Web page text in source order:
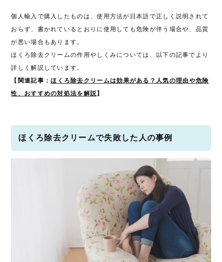
個人輸入で購入したものは、使用方法が日本語で正しく説明されて
おらず、書かれているとおりに使用しても危険が伴う場合や、品質
が悪い場合もあります。
ほくろ除去クリームの作用やしくみについては、以下の記事でより
詳しく解説しています。
【関連記事：ほくろ除去クリームは効果がある？人気の理由や危険
性、おすすめの対処法を解説】
ほくろ除去クリームで失敗した人の事例